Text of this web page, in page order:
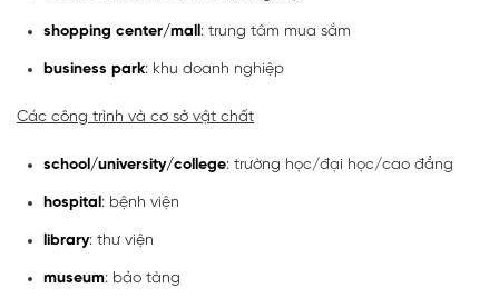
shopping center/mall: trung tâm mua sắm
business park: khu doanh nghiệp
Các công trình và cơ sở vật chất
school/university/college: trường học/đại học/cao đẳng
hospital: bệnh viện
library: thư viện
museum: bảo tàng